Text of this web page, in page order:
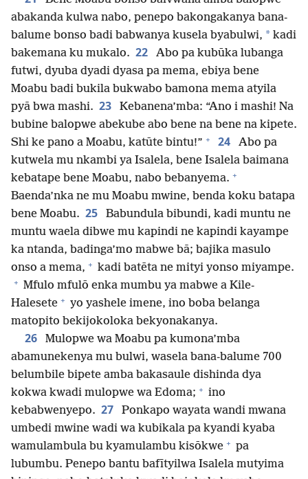
abakanda kulwa nabo, penepo bakongakanya bana-
balume bonso badi babwanya kusela byabulwi, * kadi
bakemana ku mukalo. 22
Abo pa kubūka lubanga
futwi, dyuba dyadi dyasa pa mema, ebiya bene
Moabu badi bukila bukwabo bamona mema atyila
pyā bwa mashi. 23
Kebanena’mba: “Ano i mashi! Na
bubine balopwe abekube abo bene na bene na kipete.
Shi ke pano a Moabu, katūte bintu!” + 24
Abo pa
kutwela mu nkambi ya Isalela, bene Isalela baimana
kebatape bene Moabu, nabo bebanyema. +
Baenda’nka ne mu Moabu mwine, benda koku batapa
bene Moabu. 25
Babundula bibundi, kadi muntu ne
muntu waela dibwe mu kapindi ne kapindi kayampe
ka ntanda, badinga’mo mabwe bā; bajika masulo
onso a mema, + kadi batēta ne mityi yonso miyampe.
+ Mfulo mfulō enka mumbu ya mabwe a Kile-
Halesete + yo yashele imene, ino boba belanga
matopito bekijokoloka bekyonakanya.
26
Mulopwe wa Moabu pa kumona’mba
abamunekenya mu bulwi, wasela bana-balume 700
belumbile bipete amba bakasaule dishinda dya
kokwa kwadi mulopwe wa Edoma; + ino
kebabwenyepo. 27
Ponkapo wayata wandi mwana
umbedi mwine wadi wa kubikala pa kyandi kyaba
wamulambula bu kyamulambu kisōkwe + pa
lubumbu. Penepo bantu bafītyilwa Isalela mutyima